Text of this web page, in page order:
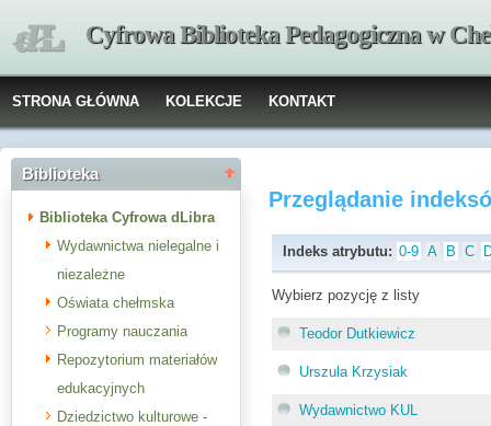
Cyfrowa Biblioteka Pedagogiczna w
STRONA GŁÓWNA KOLEKCJE KONTAKT
Biblioteka
Biblioteka Cyfrowa dLibra
Wydawnictwa nielegalne i
niezależne
Oświata chełmska
Programy nauczania
Repozytorium materiałów
edukacyjnych
Dziedzictwo kulturowe -
Przeglądanie
Indeks atrybutu: 0-9 A B C
Wybierz pozycję z listy
Teodor Dutkiewicz
Urszula Krzysiak
Wydawnictwo KUL